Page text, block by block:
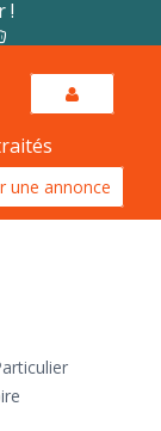
!
une annonce